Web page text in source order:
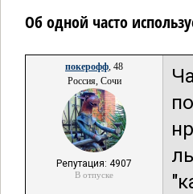
Об одной часто
покерофф, 48
Россия, Сочи
Репутация: 4907
В отпуске